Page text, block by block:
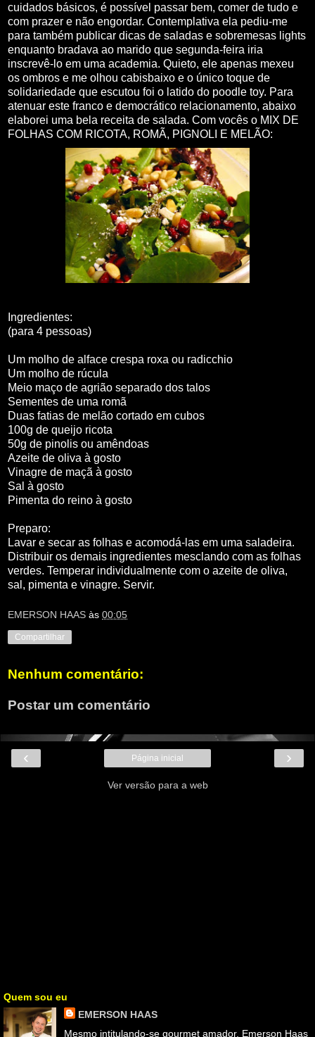
cuidados básicos, é possível passar bem, comer de tudo e
com prazer e não engordar. Contemplativa ela pediu-me
para também publicar dicas de saladas e sobremesas lights
enquanto bradava ao marido que segunda-feira iria
inscrevê-lo em uma academia. Quieto, ele apenas mexeu
os ombros e me olhou cabisbaixo e o único toque de
solidariedade que escutou foi o latido do poodle toy. Para
atenuar este franco e democrático relacionamento, abaixo
elaborei uma bela receita de salada. Com vocês o MIX DE
FOLHAS COM RICOTA, ROMÃ, PIGNOLI E MELÃO:
Ingredientes:
(para 4 pessoas)
Um molho de alface crespa roxa ou radicchio
Um molho de rúcula
Meio maço de agrião separado dos talos
Sementes de uma romã
Duas fatias de melão cortado em cubos
100g de queijo ricota
50g de pinolis ou amêndoas
Azeite de oliva à gosto
Vinagre de maçã à gosto
Sal à gosto
Pimenta do reino à gosto
Preparo:
Lavar e secar as folhas e acomodá-las em uma saladeira.
Distribuir os demais ingredientes mesclando com as folhas
verdes. Temperar individualmente com o azeite de oliva,
sal, pimenta e vinagre. Servir.
EMERSON HAAS às 00:05
Compartilhar
Nenhum comentário:
Postar um comentário
‹ ›
Página inicial
Ver versão para a web
Quem sou eu
EMERSON HAAS
Mesmo intitulando-se gourmet amador, Emerson Haas